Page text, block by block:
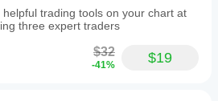
trading tools on your chart at
three expert traders
$32
-41% $19